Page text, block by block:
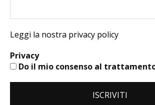
Leggi la nostra privacy policy
Privacy
Do il mio consenso al